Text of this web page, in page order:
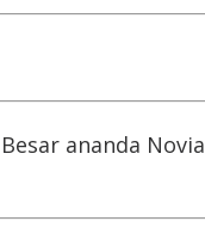
ananda Novia